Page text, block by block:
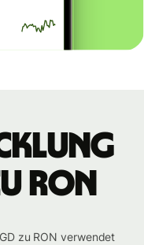
RON
zu RON verwendet